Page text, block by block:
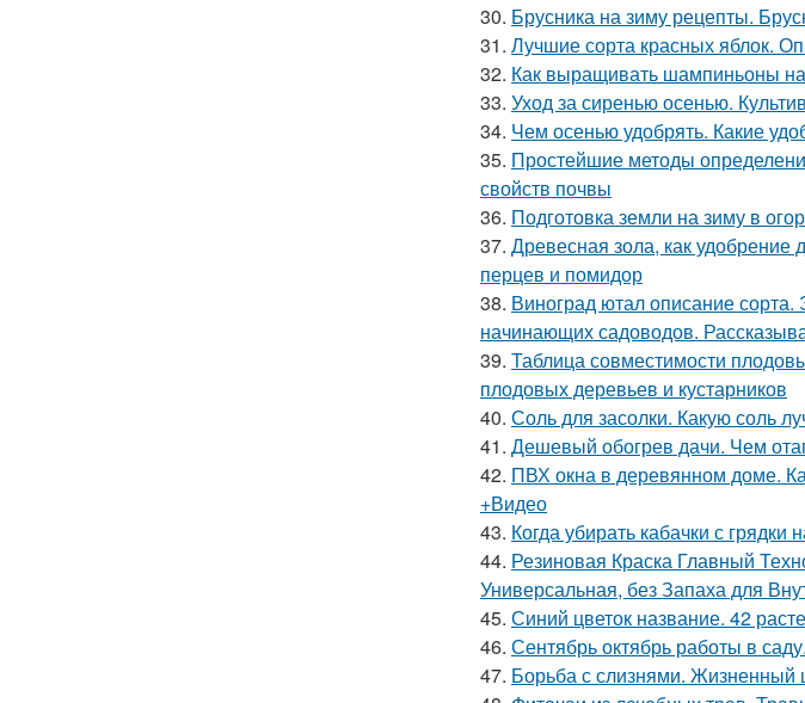
30. Брусника на зиму рецепты.
31. Лучшие сорта красных яблок.
32. Как выращивать шампиньоны
33. Уход за сиренью осенью.
34. Чем осенью удобрять. Какие
35. Простейшие методы
свойств почвы
36. Подготовка земли на зиму в
37. Древесная зола, как
перцев и помидор
38. Виноград ютал описание
начинающих садоводов.
39. Таблица совместимости
плодовых деревьев и кустарников
40. Соль для засолки. Какую соль
41. Дешевый обогрев дачи. Чем
42. ПВХ окна в деревянном доме.
+Видео
43. Когда убирать кабачки с
44. Резиновая Краска Главный
Универсальная, без Запаха для
45. Синий цветок название. 42
46. Сентябрь октябрь работы в
47. Борьба с слизнями. Жизненный